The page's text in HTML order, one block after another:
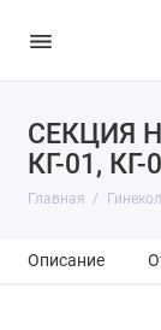
СЕКЦИЯ
КГ-01, КГ-
Главная
Описание